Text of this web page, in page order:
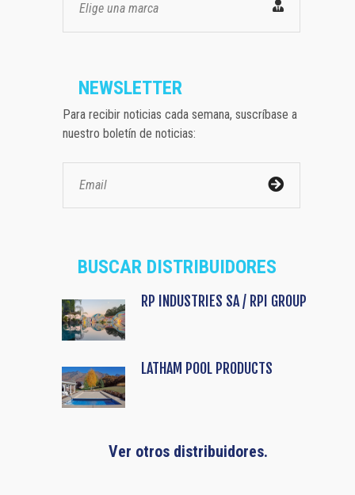
Elige una marca
NEWSLETTER
Para recibir noticias cada semana, suscríbase a
nuestro boletín de noticias:
BUSCAR DISTRIBUIDORES
RP INDUSTRIES SA / RPI GROUP
LATHAM POOL PRODUCTS
Ver otros distribuidores.